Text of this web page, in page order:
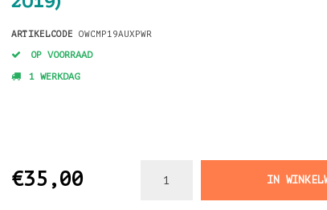
ARTIKELCODE OWCMP19AUXPWR
OP VOORRAAD
1 WERKDAG
€35,00 IN